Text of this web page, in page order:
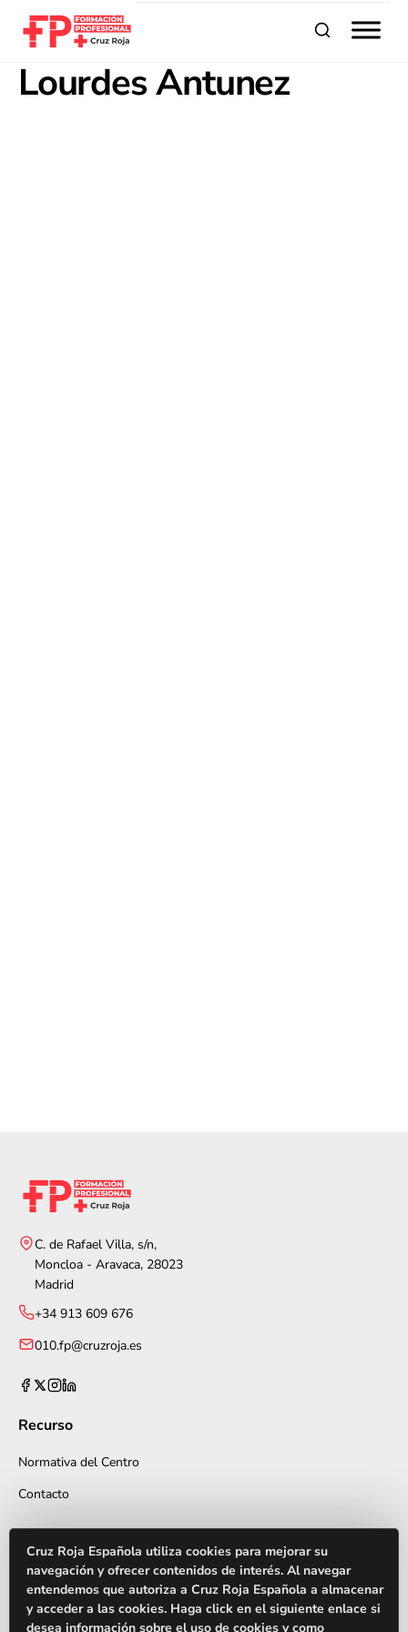
Buscar
Lourdes Antunez
C. de Rafael Villa, s/n,
Moncloa - Aravaca, 28023
Madrid
+34 913 609 676
010.fp@cruzroja.es
Recurso
Normativa del Centro
Contacto
Modalidades
FP Presencial en Madrid
Cruz Roja Española utiliza cookies para mejorar su
navegación y ofrecer contenidos de interés. Al navegar
entendemos que autoriza a Cruz Roja Española a almacenar
y acceder a las cookies. Haga click en el siguiente enlace si
desea información sobre el uso de cookies y como